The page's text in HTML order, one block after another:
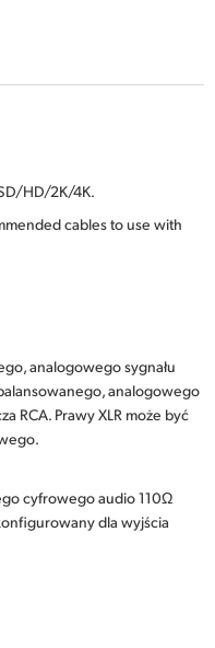
HD/2K/4K.
cables to use with
analogowego sygnału
analogowego
RCA. Prawy XLR może być
cyfrowego audio 110Ω
dla wyjścia